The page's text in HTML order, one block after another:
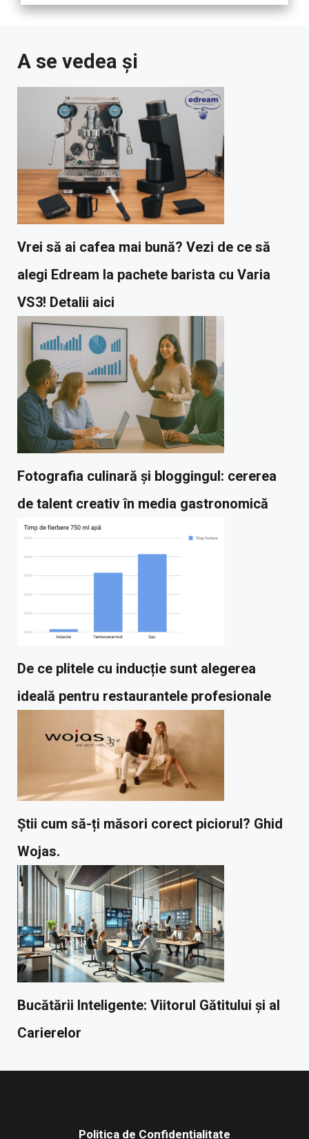
A se vedea și
Vrei să ai cafea mai bună? Vezi de ce să
alegi Edream la pachete barista cu Varia
VS3! Detalii aici
Fotografia culinară și bloggingul: cererea
de talent creativ în media gastronomică
De ce plitele cu inducție sunt alegerea
ideală pentru restaurantele profesionale
Știi cum să-ți măsori corect piciorul? Ghid
Wojas.
Bucătării Inteligente: Viitorul Gătitului și al
Carierelor
Politica de Confidențialitate